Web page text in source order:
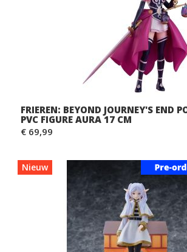
FRIEREN: BEYOND JOURNEY'S END
PVC FIGURE AURA 17 CM
€ 69,99
Nieuw